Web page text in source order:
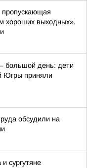
пропускающая
хороших выходных»,
большой день: дети
Югры приняли
обсудили на
сургутяне